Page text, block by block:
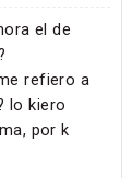
el de
refiero a
lo kiero
por k